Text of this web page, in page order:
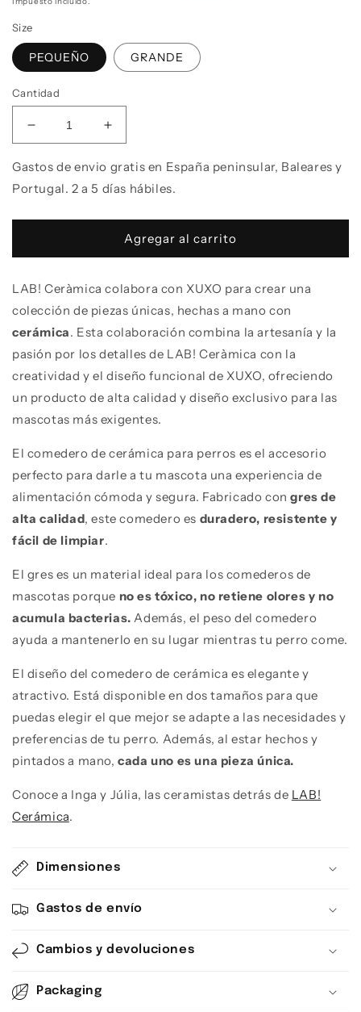
Size
PEQUEÑO GRANDE
Cantidad
Reducir cantidad para Comedero artesanal para
Aumentar cantidad para Comedero
Gastos de envio gratis en España peninsular, Baleares y
Portugal. 2 a 5 días hábiles.
Agregar al carrito
LAB! Ceràmica colabora con XUXO para crear una
colección de piezas únicas, hechas a mano con
cerámica. Esta colaboración combina la artesanía y la
pasión por los detalles de LAB! Ceràmica con la
creatividad y el diseño funcional de XUXO, ofreciendo
un producto de alta calidad y diseño exclusivo para las
mascotas más exigentes.
El comedero de cerámica para perros es el accesorio
perfecto para darle a tu mascota una experiencia de
alimentación cómoda y segura. Fabricado congres de
alta calidad, este comedero es duradero, resistente y
fácil de limpiar.
El gres es un material ideal para los comederos de
mascotas porque no es tóxico, no retiene olores y no
acumula bacterias. Además, el peso del comedero
ayuda a mantenerlo en su lugar mientras tu perro come.
El diseño del comedero de cerámica es elegante y
atractivo. Está disponible en dos tamaños para que
puedas elegir el que mejor se adapte a las necesidades y
preferencias de tu perro. Además, al estar hechos y
pintados a mano,cada uno es una pieza única.
Conoce a Inga y Júlia, las ceramistas detrás de LAB!
Cerámica.
Dimensiones
Gastos de envío
Cambios y devoluciones
Packaging